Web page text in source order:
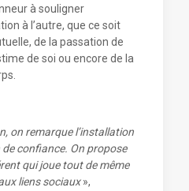
à souligner
à l’autre, que ce soit
de la passation de
de soi ou encore de la
on remarque l’installation
de confiance. On propose
qui joue tout de même
liens sociaux»,